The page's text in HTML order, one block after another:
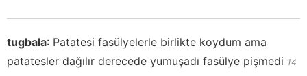
tugbala: Patatesi fasülyelerle birlikte koydum ama
patatesler dağılır derecede yumuşadı fasülye pişmedi 14